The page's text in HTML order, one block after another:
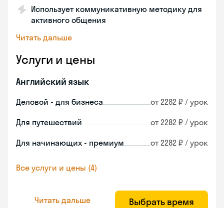
Использует коммуникативную методику для
активного общения
Читать дальше
Услуги и цены
Английский язык
Деловой - для бизнеса от 2282 ₽ / урок
Для путешествий от 2282 ₽ / урок
Для начинающих - премиум от 2282 ₽ / урок
Все услуги и цены (4)
Читать дальше Выбрать время